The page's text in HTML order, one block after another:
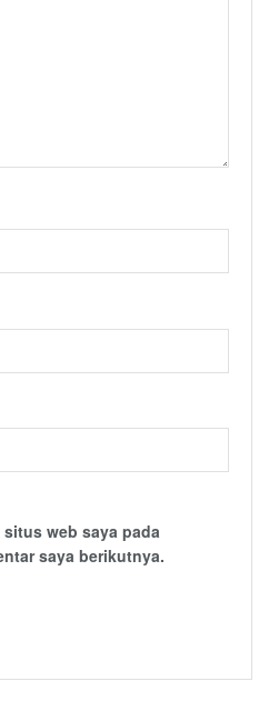
web saya pada
saya berikutnya.